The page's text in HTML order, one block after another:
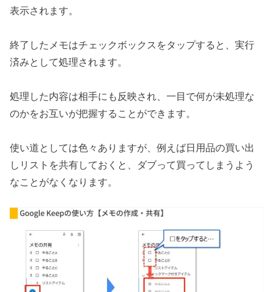
表示されます。
終了したメモはチェックボックスをタップすると、実行
済みとして処理されます。
処理した内容は相手にも反映され、一目で何が未処理な
のかをお互いが把握することができます。
使い道としては色々ありますが、例えば日用品の買い出
しリストを共有しておくと、ダブって買ってしまうよう
なことがなくなります。